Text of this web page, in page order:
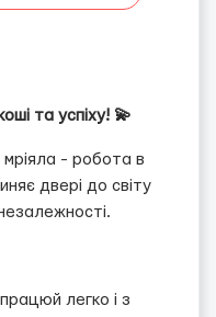
та успіху! 💫
- робота в
двері до світу
легко і з